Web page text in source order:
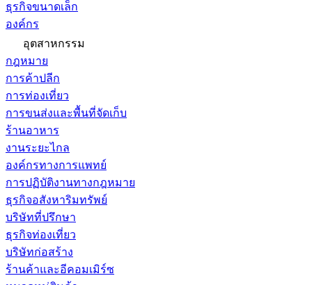
ธุรกิจขนาดเล็ก
องค์กร
อุตสาหกรรม
กฎหมาย
การค้าปลีก
การท่องเที่ยว
การขนส่งและพื้นที่จัดเก็บ
ร้านอาหาร
งานระยะไกล
องค์กรทางการแพทย์
การปฏิบัติงานทางกฎหมาย
ธุรกิจอสังหาริมทรัพย์
บริษัทที่ปรึกษา
ธุรกิจท่องเที่ยว
บริษัทก่อสร้าง
ร้านค้าและอีคอมเมิร์ซ